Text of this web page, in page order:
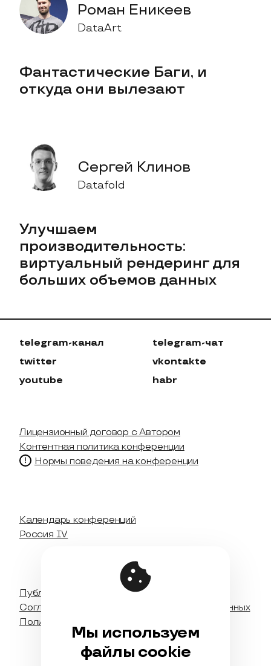
Роман Еникеев
DataArt
Фантастические Баги, и
откуда они вылезают
Сергей Клинов
Datafold
Улучшаем
производительность:
виртуальный рендеринг для
больших объемов данных
Лицензионный договор с Автором
Контентная политика конференции
Нормы поведения на конференции
Календарь конференций
Россия IV
Публичная оферта
Соглашение на обработку персональных данных
Политика обработки персональных данных
telegram-канал
telegram-чат
twitter
vkontakte
youtube
habr
Мы используем
файлы cookie